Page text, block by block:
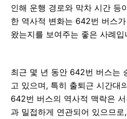
인해 운행 경로와 막차 시간 등
한 역사적 변화는 642번 버스
왔는지를 보여주는 좋은 사례입
최근 몇 년 동안 642번 버스는
고 있으며, 특히 출퇴근 시간대
642번 버스의 역사적 맥락은
과 밀접하게 연관되어 있으므